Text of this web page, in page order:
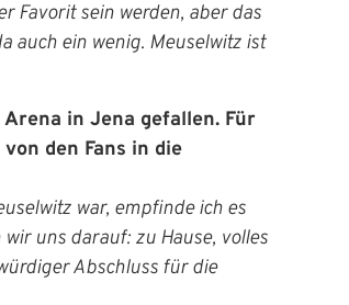
Favorit sein werden, aber das
auch ein wenig. Meuselwitz ist
in Jena gefallen. Für
den Fans in die
war, empfinde ich es
uns darauf: zu Hause, volles
Abschluss für die